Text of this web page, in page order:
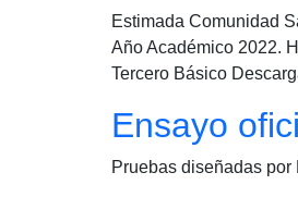
Estimada Comunidad
Año Académico 2022.
Tercero Básico
Ensayo
Pruebas diseñadas